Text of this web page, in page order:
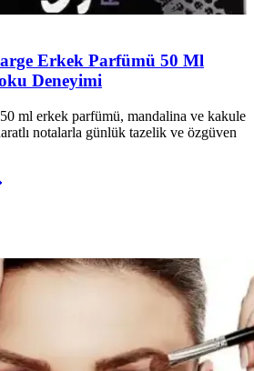
Erkek Parfümü 50 Ml
Deneyimi
ml erkek parfümü, mandalina ve kakule
notalarla günlük tazelik ve özgüven